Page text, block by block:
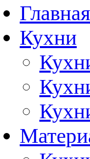
Главная
Кухни